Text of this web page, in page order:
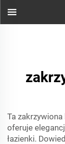
Ta
oferuje
łazienki.